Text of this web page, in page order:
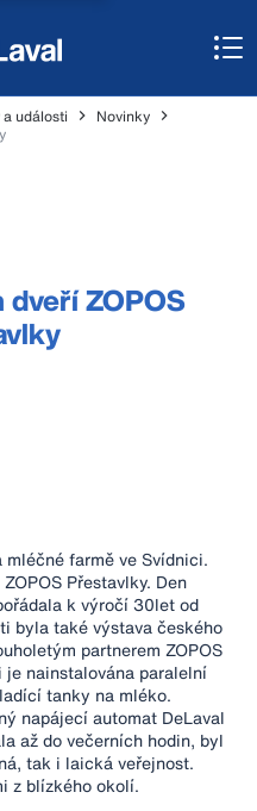
události
Novinky
ZOPOS
farmě ve Svídnici.
Přestavlky. Den
k výročí 30let od
byla také výstava českého
partnerem ZOPOS
je nainstalována paralelní
tanky na mléko.
napájecí automat DeLaval
až do večerních hodin, byl
tak i laická veřejnost.
z blízkého okolí.